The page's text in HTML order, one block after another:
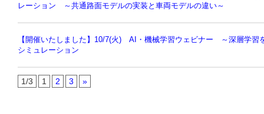
レーション ～共通路面モデルの実装と車両モデルの違い～
【開催いたしました】10/7(火) AI・機械学習ウェビナー ～深層学習
シミュレーション
1/3 1 2 3 »